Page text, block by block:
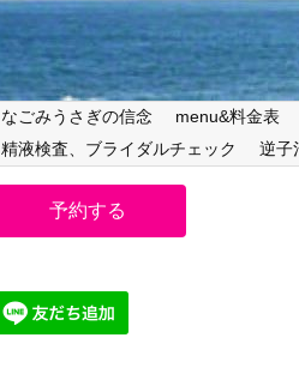
なごみうさぎの信念 menu&料金表
精液検査、ブライダルチェック
逆子
予約する